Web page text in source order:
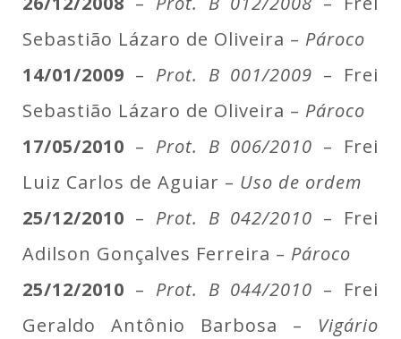
Sebastião Lázaro de Oliveira – Pároco
14/01/2009 – Prot. B 001/2009 – Frei
Sebastião Lázaro de Oliveira – Pároco
17/05/2010 – Prot. B 006/2010 – Frei
Luiz Carlos de Aguiar – Uso de ordem
25/12/2010 – Prot. B 042/2010 – Frei
Adilson Gonçalves Ferreira – Pároco
25/12/2010 – Prot. B 044/2010 – Frei
Geraldo Antônio Barbosa – Vigário